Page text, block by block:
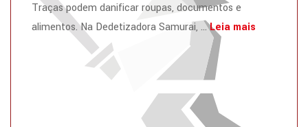
Traças podem danificar roupas, documentos e
alimentos. Na Dedetizadora Samurai, ...Leia mais